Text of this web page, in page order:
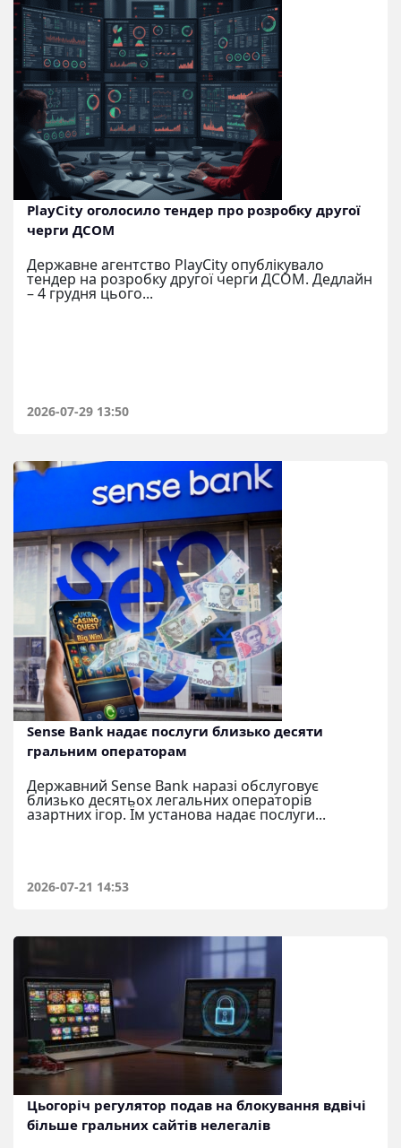
PlayCity оголосило тендер про розробку другої
черги ДСОМ
Державне агентство PlayCity опублікувало
тендер на розробку другої черги ДСОМ. Дедлайн
– 4 грудня цього...
2026-07-29 13:50
Sense Bank надає послуги близько десяти
гральним операторам
Державний Sense Bank наразі обслуговує
близько десятьох легальних операторів
азартних ігор. Їм установа надає послуги...
2026-07-21 14:53
Цьогоріч регулятор подав на блокування вдвічі
більше гральних сайтів нелегалів